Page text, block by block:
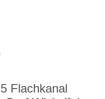
Flachkanal